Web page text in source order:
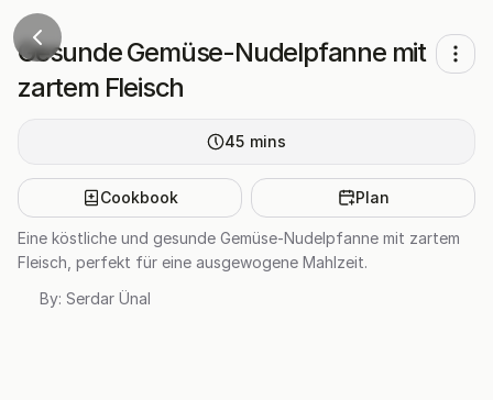
Gesunde Gemüse-Nudelpfanne mit
zartem Fleisch
45 mins
Cookbook Plan
Eine köstliche und gesunde Gemüse-Nudelpfanne mit zartem
Fleisch, perfekt für eine ausgewogene Mahlzeit.
By: Serdar Ünal